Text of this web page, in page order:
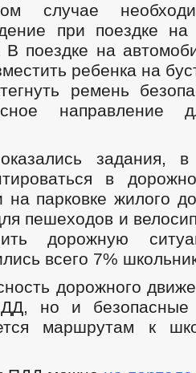
случае
при поездке
поездке на
ребенка на
ремень
направление
задания,
в
на парковке жилого
пешеходов и
дорожную
всего 7%
дорожного
но и безопасные
маршрутам к